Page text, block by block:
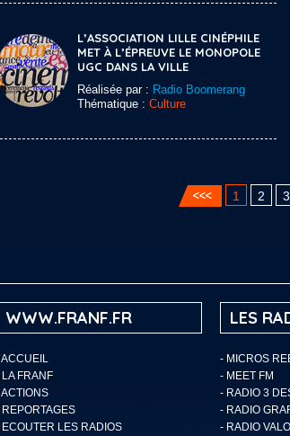
L’ASSOCIATION LILLE CINÉPHILE
MET À L’ÉPREUVE LE MONOPOLE
UGC DANS LA VILLE
Réalisée par : Radio Boomerang
Thématique : Culture
1 2 3
WWW.FRANF.FR
ACCUEIL
LA FRANF
ACTIONS
REPORTAGES
ECOUTER LES RADIOS
LES
- MICROS
- MEET FM
- RADIO 3
- RADIO
- RADIO